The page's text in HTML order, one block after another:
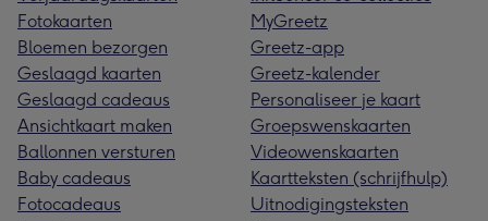
Fotokaarten
Bloemen bezorgen
Geslaagd kaarten
Geslaagd cadeaus
Ansichtkaart maken
Ballonnen versturen
Baby cadeaus
Fotocadeaus
MyGreetz
Greetz-app
Greetz-kalender
Personaliseer je kaart
Groepswenskaarten
Videowenskaarten
Kaartteksten (schrijfhulp)
Uitnodigingsteksten